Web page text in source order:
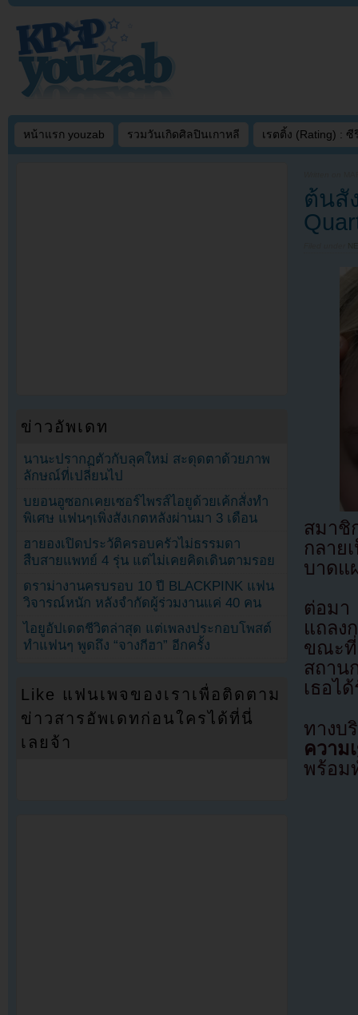
หน้าแรก youzab รวมวันเกิดศิลปินเกาหลี เรตติ้ง (Rating) : ซี
ต้นสั
สมาชิ
กลาย
บาดแ
ต่อม
แถลง
ขณะ
สถาน
เธอไ
ทางบ
ความ
พร้อม
ข่าวอัพเดท
นานะปรากฏตัวกับลุคใหม่ สะดุดตาด้วยภาพ
ลักษณ์ที่เปลี่ยนไป
บยอนอูซอกเคยเซอร์ไพรส์ไอยูด้วยเค้กสั่งทำ
พิเศษ แฟนๆเพิ่งสังเกตหลังผ่านมา 3 เดือน
ฮายองเปิดประวัติครอบครัวไม่ธรรมดา
สืบสายแพทย์ 4 รุ่น แต่ไม่เคยคิดเดินตามรอย
ดราม่างานครบรอบ 10 ปี BLACKPINK แฟน
วิจารณ์หนัก หลังจำกัดผู้ร่วมงานแค่ 40 คน
ไอยูอัปเดตชีวิตล่าสุด แต่เพลงประกอบโพสต์
ทำแฟนๆ พูดถึง “จางกีฮา” อีกครั้ง
Like แฟนเพจของเราเพื่อติดตาม
ข่าวสารอัพเดทก่อนใครได้ที่นี่
เลยจ้า